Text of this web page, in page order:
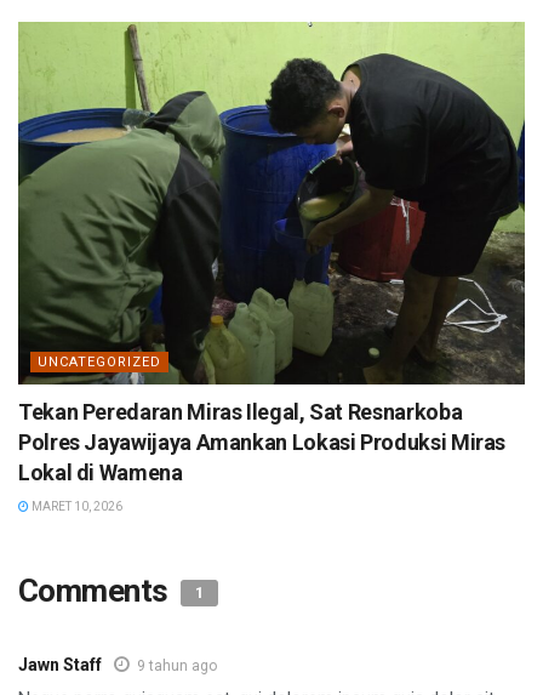
UNCATEGORIZED
Tekan Peredaran Miras Ilegal, Sat Resnarkoba
Polres Jayawijaya Amankan Lokasi Produksi Miras
Lokal di Wamena
MARET 10, 2026
Comments 1
Jawn Staff 9 tahun ago